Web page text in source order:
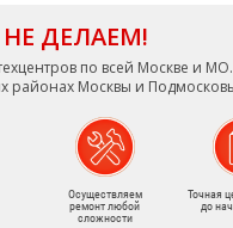
ДЕЛАЕМ!
по всей Москве и МО.
районах Москвы и
Осуществляем
ремонт любой
сложности
Точная
до